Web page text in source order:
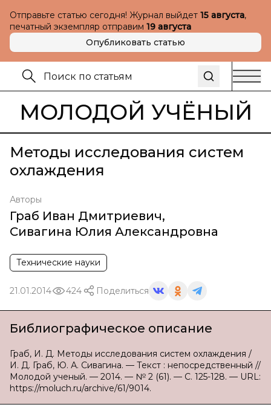
Отправьте статью сегодня! Журнал выйдет 15 августа,
печатный экземпляр отправим 19 августа
Опубликовать статью
МОЛОДОЙ УЧЁНЫЙ
Методы исследования систем
охлаждения
Авторы
Граб Иван Дмитриевич,
Сивагина Юлия Александровна
Технические науки
21.01.2014 424 Поделиться
Библиографическое описание
Граб, И. Д. Методы исследования систем охлаждения /
И. Д. Граб, Ю. А. Сивагина. — Текст : непосредственный //
Молодой ученый. — 2014. — № 2 (61). — С. 125-128. — URL:
https://moluch.ru/archive/61/9014.